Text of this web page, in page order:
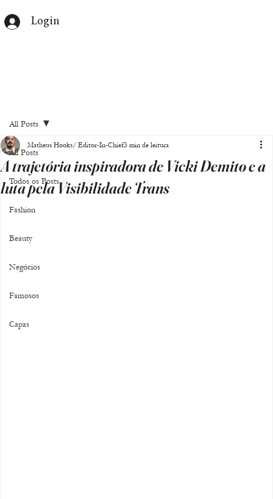
Login
All Posts
Todos os Posts
Fashion
Beauty
Negócios
Famosos
Capas
All Posts
A trajetória inspiradora de Vicki Demito e a
luta pela Visibilidade Trans
Matheus Hooks/ Editor-In-Chief3 min de leitura